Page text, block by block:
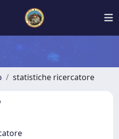
statistiche ricercatore